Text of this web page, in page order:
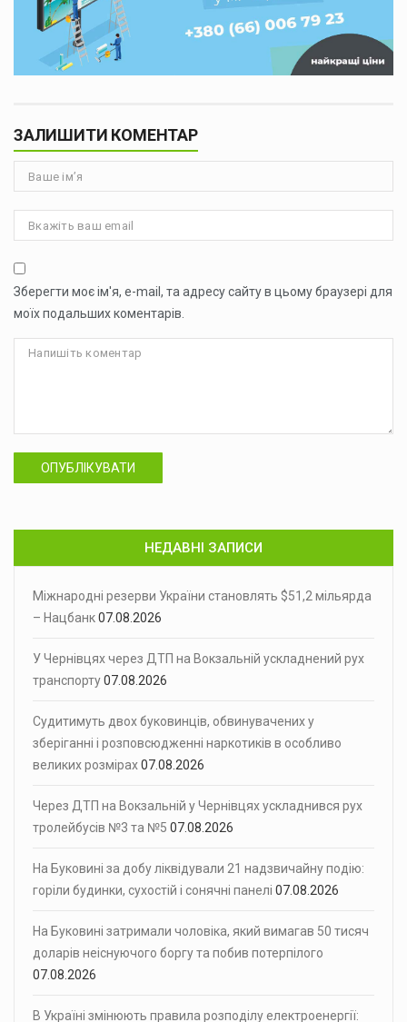
ЗАЛИШИТИ КОМЕНТАР
Зберегти моє ім'я, e-mail, та адресу сайту в цьому браузері для
моїх подальших коментарів.
ОПУБЛІКУВАТИ
НЕДАВНІ ЗАПИСИ
Міжнародні резерви України становлять $51,2 мільярда
– Нацбанк07.08.2026
У Чернівцях через ДТП на Вокзальній ускладнений рух
транспорту07.08.2026
Судитимуть двох буковинців, обвинувачених у
зберіганні і розповсюдженні наркотиків в особливо
великих розмірах07.08.2026
Через ДТП на Вокзальній у Чернівцях ускладнився рух
тролейбусів №3 та №5 07.08.2026
На Буковині за добу ліквідували 21 надзвичайну подію:
горіли будинки, сухостій і сонячні панелі 07.08.2026
На Буковині затримали чоловіка, який вимагав 50 тисяч
доларів неіснуючого боргу та побив потерпілого
07.08.2026
В Україні змінюють правила розподілу електроенергії: